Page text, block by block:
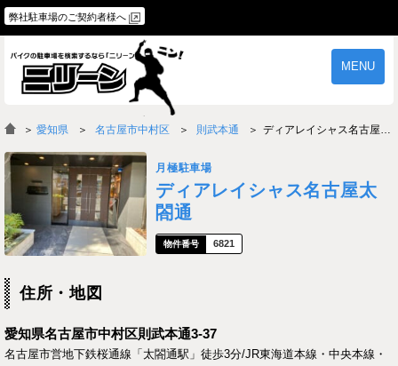
弊社駐車場のご契約者様へ
MENU
物件一覧
よくあるご質問
＞ 愛知県 名古屋市中村区 則武本通 ディアレイシャス名古屋太閤通
月極駐車場
ディアレイシャス名古屋太
閤通
6821
住所・地図
愛知県名古屋市中村区則武本通3-37
名古屋市営地下鉄桜通線「太閤通駅」徒歩3分/JR東海道本線・中央本線・